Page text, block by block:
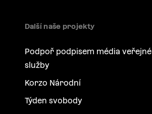
Další naše projekty
Podpoř podpisem média veřejné
služby
Korzo Národní
Týden svobody